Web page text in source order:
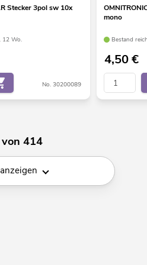
Stecker 3pol sw 10x
12 Wo.
No. 30200089
mono
Bestand
4,50€
414